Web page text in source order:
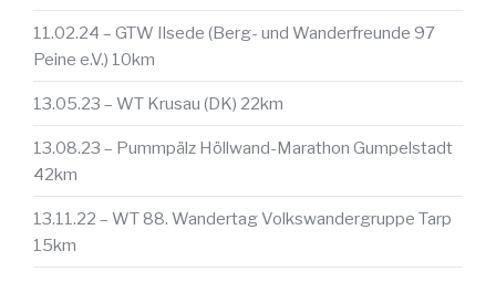
11.02.24 – GTW Ilsede (Berg- und Wanderfreunde 97
Peine e.V.) 10km
13.05.23 – WT Krusau (DK) 22km
13.08.23 – Pummpälz Höllwand-Marathon Gumpelstadt
42km
13.11.22 – WT 88. Wandertag Volkswandergruppe Tarp
15km